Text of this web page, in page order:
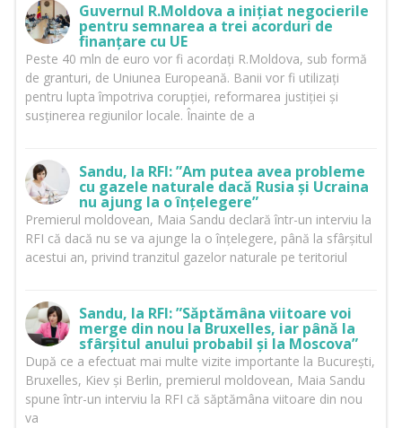
Guvernul R.Moldova a inițiat negocierile
pentru semnarea a trei acorduri de
finanțare cu UE
Peste 40 mln de euro vor fi acordați R.Moldova, sub formă
de granturi, de Uniunea Europeană. Banii vor fi utilizați
pentru lupta împotriva corupției, reformarea justiției și
susținerea regiunilor locale. Înainte de a
Sandu, la RFI: ”Am putea avea probleme
cu gazele naturale dacă Rusia și Ucraina
nu ajung la o înțelegere”
Premierul moldovean, Maia Sandu declară într-un interviu la
RFI că dacă nu se va ajunge la o înțelegere, până la sfârșitul
acestui an, privind tranzitul gazelor naturale pe teritoriul
Sandu, la RFI: ”Săptămâna viitoare voi
merge din nou la Bruxelles, iar până la
sfârșitul anului probabil și la Moscova”
După ce a efectuat mai multe vizite importante la București,
Bruxelles, Kiev și Berlin, premierul moldovean, Maia Sandu
spune într-un interviu la RFI că săptămâna viitoare din nou
va